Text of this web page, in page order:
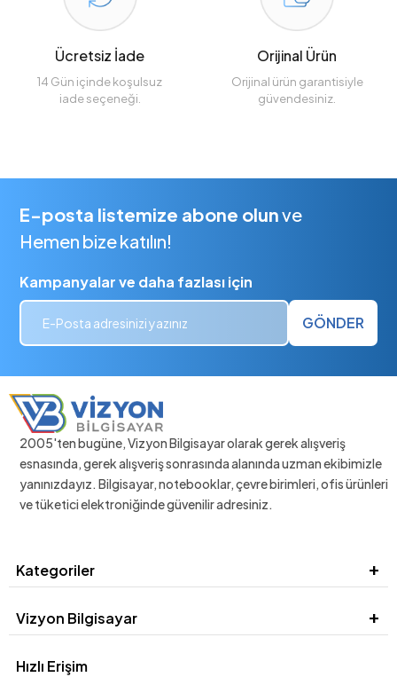
Ücretsiz İade
14 Gün içinde koşulsuz
iade seçeneği.
Orijinal Ürün
Orijinal ürün garantisiyle
güvendesiniz.
E-posta listemize abone olunve
Hemen bize katılın!
Kampanyalar ve daha fazlası için
GÖNDER
2005'ten bugüne, Vizyon Bilgisayar olarak gerek alışveriş
esnasında, gerek alışveriş sonrasında alanında uzman ekibimizle
yanınızdayız. Bilgisayar, notebooklar, çevre birimleri, ofis ürünleri
ve tüketici elektroniğinde güvenilir adresiniz.
Kategoriler
Vizyon Bilgisayar
Hızlı Erişim